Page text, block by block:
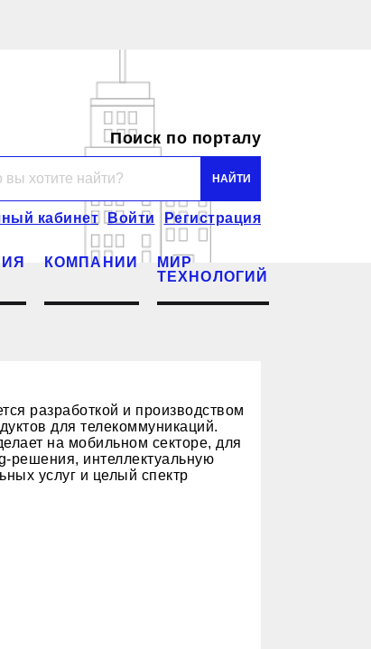
Поиск по порталу
кабинет Войти Регистрация
КОМПАНИИ
МИР
ТЕХНОЛОГИЙ
разработкой и производством
для телекоммуникаций.
на мобильном секторе, для
решения, интеллектуальную
услуг и целый спектр